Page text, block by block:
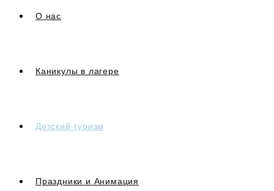
О нас
Каникулы в лагере
Детский туризм
Праздники и Анимация